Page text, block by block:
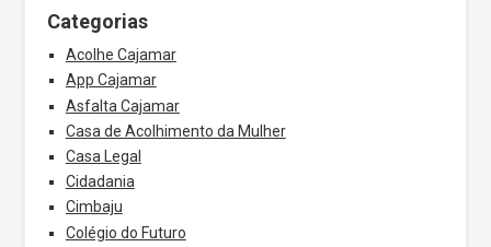
Categorias
Acolhe Cajamar
App Cajamar
Asfalta Cajamar
Casa de Acolhimento da Mulher
Casa Legal
Cidadania
Cimbaju
Colégio do Futuro